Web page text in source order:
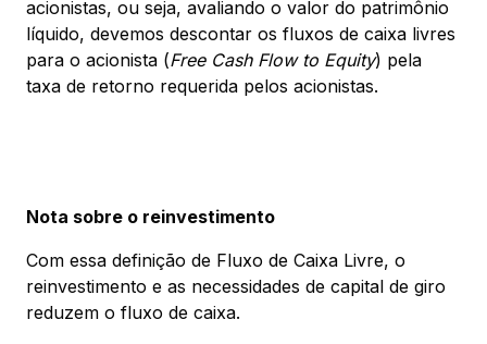
acionistas, ou seja, avaliando o valor do patrimônio
líquido, devemos descontar os fluxos de caixa livres
para o acionista (Free Cash Flow to Equity) pela
taxa de retorno requerida pelos acionistas.
Nota sobre o reinvestimento
Com essa definição de Fluxo de Caixa Livre, o
reinvestimento e as necessidades de capital de giro
reduzem o fluxo de caixa.